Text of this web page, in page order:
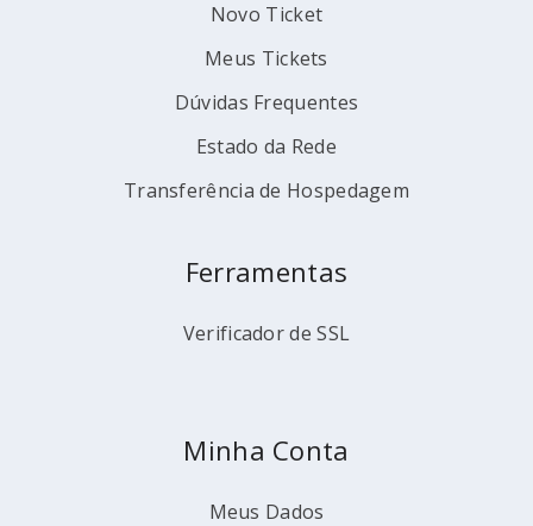
Novo Ticket
Meus Tickets
Dúvidas Frequentes
Estado da Rede
Transferência de Hospedagem
Ferramentas
Verificador de SSL
Minha Conta
Meus Dados